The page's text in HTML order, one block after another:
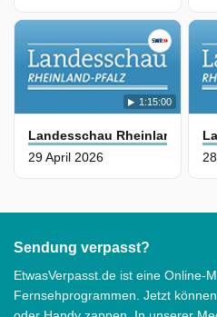
1:15:00
Landesschau Rheinland-Pfalz
29 April 2026
Sendung verpasst?
EtwasVerpasst.de ist eine Online-
Fernsehprogrammen. Jetzt